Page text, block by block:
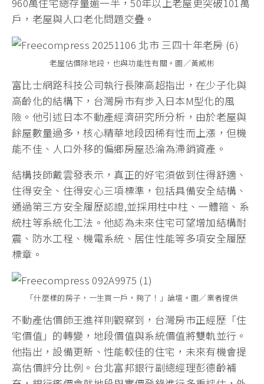
戶，老屋與人口老化問題交疊。
老屋估價除地段，也與功能性有關。圖／黃威彬
富比士網路科技公司執行長陳高超指出，在少子化與
高齡化的結構下，台灣房市有步入日本M型化的風
險。他引述日本不動產經濟研究所分析，由於老屋與
餘屋數量過多，核心精華地段因稀有性而上漲，但機
能不佳、人口外移的偏鄉房屋恐淪為滯銷資產。
結構技師戴雲發表示，真正的好宅須做到住得舒適、
住得安全、住得安心三項標準，包括具備安全結構、
通過第三方安全履歷認證,並採用柱中柱、一體箍、系
統柱等系統化工法。他認為未來住宅可望增加結構耐
震、防水工程、機電系統、居住性能等多項安全履歷
標章。
「什麼樣的房子，一生買一戶，夠了！」論壇。圖／業者提供
不動產估價師王進祥則觀察到，台灣房市正經歷「住
宅價值」的轉變，地段價值與系統價值將雙軌並行。
他指出，設備更新、性能較佳的住宅，未來有機會提
高估價評分比例。台北富邦銀行副總經理彭德齡補